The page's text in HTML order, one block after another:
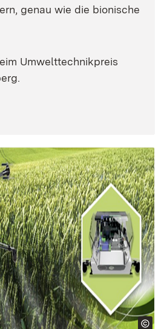
genau wie die bionische
Umwelttechnikpreis